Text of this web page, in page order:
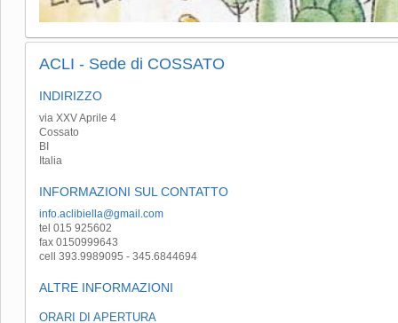
ACLI - Sede di COSSATO
INDIRIZZO
via XXV Aprile 4
Cossato
BI
Italia
INFORMAZIONI SUL CONTATTO
info.aclibiella@gmail.com
tel 015 925602
fax 0150999643
cell 393.9989095 - 345.6844694
ALTRE INFORMAZIONI
ORARI DI APERTURA